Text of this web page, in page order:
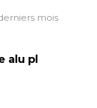
mois
alu pl